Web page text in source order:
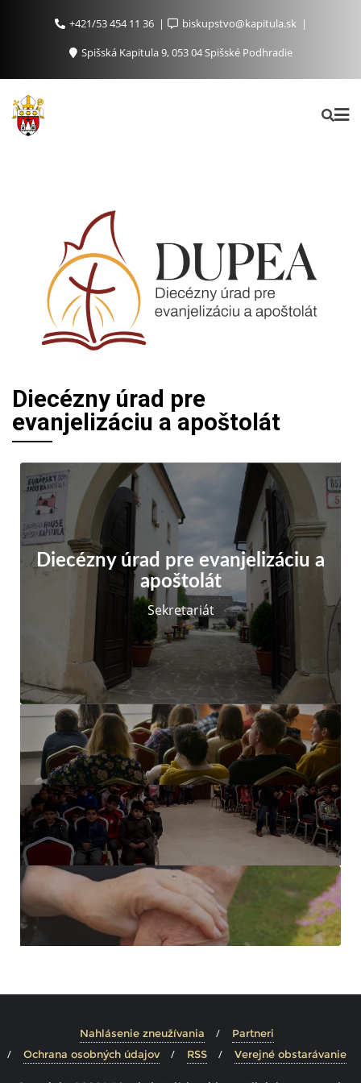
+421/53 454 11 36
biskupstvo@kapitula.sk
Spišská Kapitula 9, 053 04 Spišské Podhradie
Diecézny úrad pre
evanjelizáciu a apoštolát
Diecézny úrad pre evanjelizáciu a
apoštolát
Sekretariát
Nahlásenie zneužívania
Partneri
Ochrana osobných údajov
RSS Verejné obstarávanie